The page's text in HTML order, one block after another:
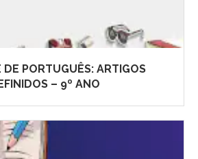
DE PORTUGUÊS: ARTIGOS
– 9º ANO